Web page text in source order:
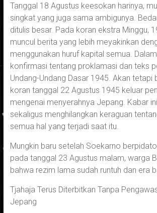
Tanggal 18 Agustus keesokan harinya,
singkat yang juga sama ambigunya.
ditulis besar. Pada koran ekstra Minggu,
muncul berita yang lebih meyakinkan
menggunakan huruf kapital semua.
konfirmasi tentang proklamasi dan teks
Undang-Undang Dasar 1945. Akan tetapi
koran tanggal 22 Agustus 1945 keluar
mengenai menyerahnya Jepang. Kabar
sekaligus menghilangkan keraguan
semua hal yang terjadi saat itu.
Mungkin baru setelah Soekarno
pada tanggal 23 Agustus malam, warga
bahwa rezim lama sudah runtuh dan era
Tjahaja Terus Diterbitkan Tanpa
Jepang